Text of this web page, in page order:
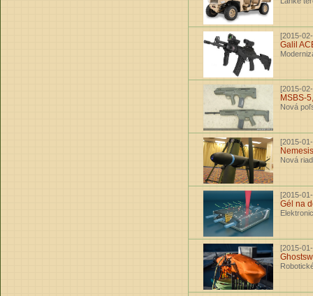
[2015-
Galil
[2015-
MSBS-
Nová
[2015-
Nemesis
Nová
[2015-
Gél na
[2015-